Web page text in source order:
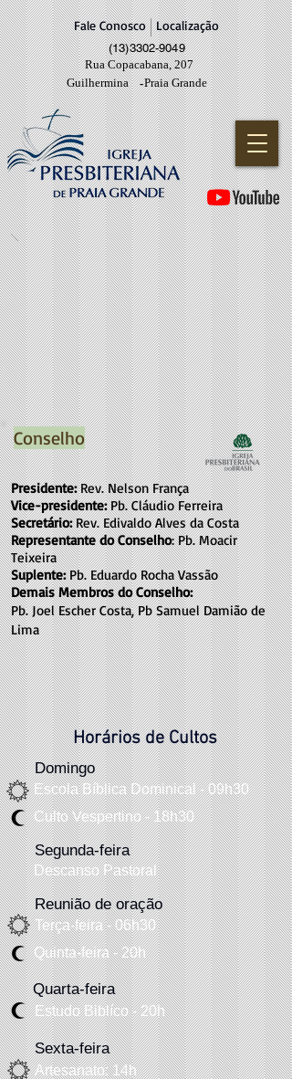
Fale Conosco Localização
(13)3302-9049
Rua Copacabana, 207
Guilhermina
Praia Grande
-
Conselho
Presidente:Rev. Nelson França
Vice-presidente: Pb. Cláudio Ferreira
Secretário:Rev. Edivaldo Alves da Costa
Representante do Conselho: Pb. Moacir
Teixeira
Suplente:Pb. Eduardo Rocha Vassão
Demais Membros do Conselho:
Pb. Joel Escher Costa, Pb Samuel Damião de
Lima
Horários de Cultos
Escola Bíblica Dominical - 09h30
Domingo
Culto Vespertino - 18h30
Segunda-feira
Descanso Pastoral
Reunião de oração
Terça-feira - 06h30
Quinta-feira- 20h
Quarta-feira
Estudo Biblíco - 20h
Sexta-feira
Artesanato: 14h